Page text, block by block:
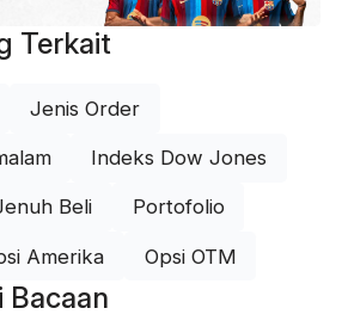
Terkait
Jenis Order
Indeks Dow Jones
Beli Portofolio
Amerika Opsi OTM
Bacaan